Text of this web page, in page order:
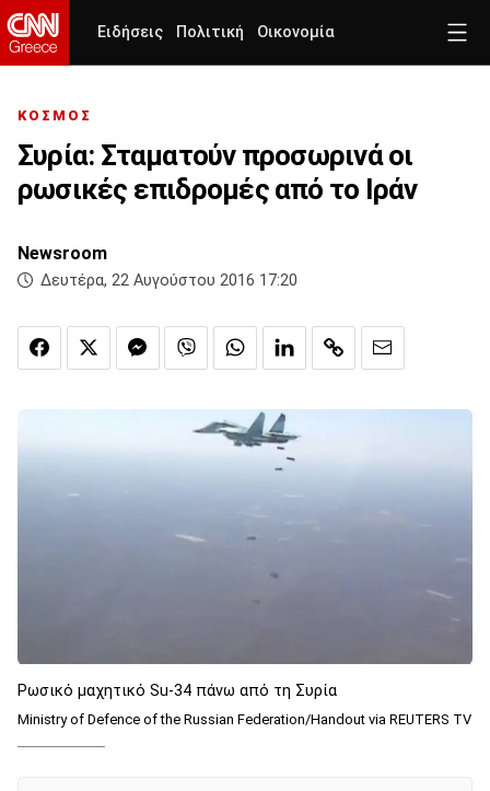
Ειδήσεις Πολιτική Οικονομία
ΚΟΣΜΟΣ
Συρία: Σταματούν προσωρινά οι
ρωσικές επιδρομές από το Ιράν
Newsroom
Δευτέρα, 22 Αυγούστου 2016 17:20
Ρωσικό μαχητικό Su-34 πάνω από τη Συρία
Ministry of Defence of the Russian Federation/Handout via REUTERS TV